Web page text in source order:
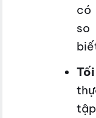
có
so